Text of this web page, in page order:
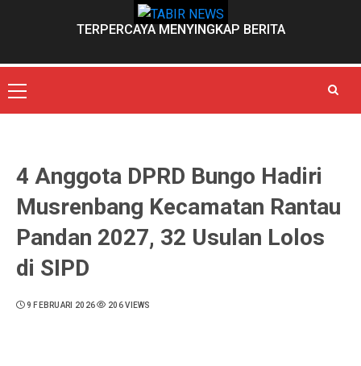
TERPERCAYA MENYINGKAP BERITA
Primary
Menu
4 Anggota DPRD Bungo Hadiri
Musrenbang Kecamatan Rantau
Pandan 2027, 32 Usulan Lolos
di SIPD
9 FEBRUARI 2026 206 VIEWS